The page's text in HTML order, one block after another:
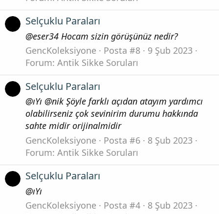
Selçuklu Paraları
@eser34 Hocam sizin görüşünüz nedir?
GencKoleksiyone
Posta #8
9 Şub 2023
Forum: Antik Sikke Soruları
Selçuklu Paraları
@ıYı @nik Şöyle farklı açıdan atayım yardımcı
olabilirseniz çok sevinirim durumu hakkında
sahte midir orijinalmidir
GencKoleksiyone
Posta #6
8 Şub 2023
Forum: Antik Sikke Soruları
Selçuklu Paraları
@ıYı
GencKoleksiyone
Posta #4
8 Şub 2023